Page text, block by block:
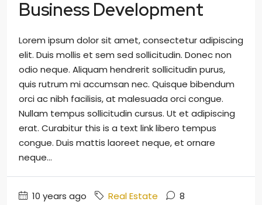
Business Development
Lorem ipsum dolor sit amet, consectetur adipiscing
elit. Duis mollis et sem sed sollicitudin. Donec non
odio neque. Aliquam hendrerit sollicitudin purus,
quis rutrum mi accumsan nec. Quisque bibendum
orci ac nibh facilisis, at malesuada orci congue.
Nullam tempus sollicitudin cursus. Ut et adipiscing
erat. Curabitur this is a text link libero tempus
congue. Duis mattis laoreet neque, et ornare
neque...
10 years ago Real Estate 8